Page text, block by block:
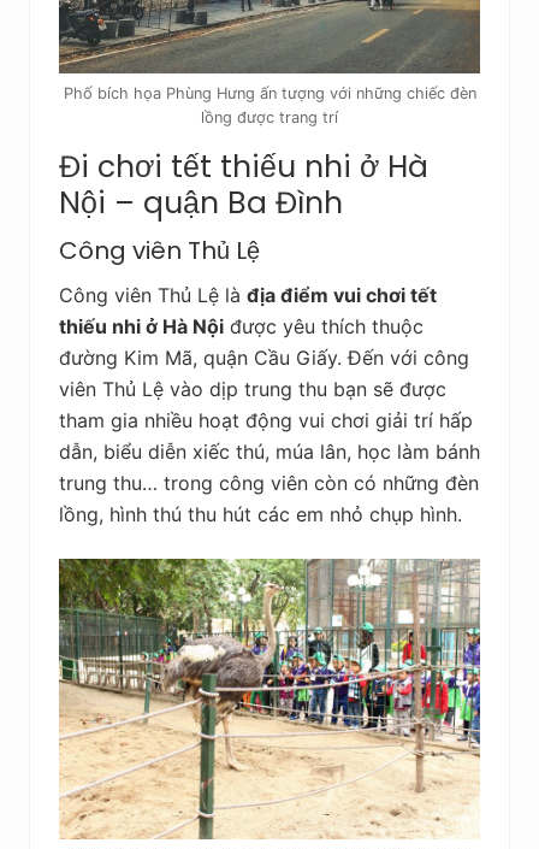
Phố bích họa Phùng Hưng ấn tượng với những chiếc đèn
lồng được trang trí
Đi chơi tết thiếu nhi ở Hà
Nội – quận Ba Đình
Công viên Thủ Lệ
Công viên Thủ Lệ là địa điểm vui chơi tết
thiếu nhi ở Hà Nội được yêu thích thuộc
đường Kim Mã, quận Cầu Giấy. Đến với công
viên Thủ Lệ vào dịp trung thu bạn sẽ được
tham gia nhiều hoạt động vui chơi giải trí hấp
dẫn, biểu diễn xiếc thú, múa lân, học làm bánh
trung thu… trong công viên còn có những đèn
lồng, hình thú thu hút các em nhỏ chụp hình.